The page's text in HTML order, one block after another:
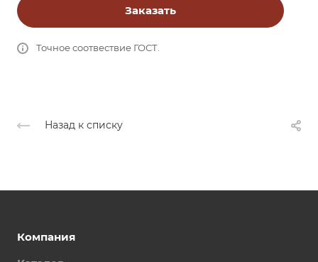
Заказать
Точное соотвествие ГОСТ.
Назад к списку
Компания